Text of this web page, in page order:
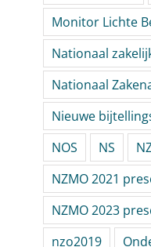
Monitor Lichte
Nationaal
Nationaal
Nieuwe
NOS
NS
NZMO 2021
NZMO 2023
nzo2019